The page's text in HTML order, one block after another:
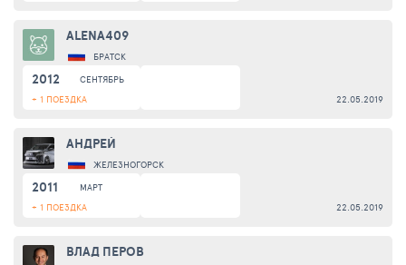
ALENA409
БРАТСК
2012
СЕНТЯБРЬ
+ 1 ПОЕЗДКА
22.05.2019
АНДРЕЙ
ЖЕЛЕЗНОГОРСК
2011
МАРТ
+ 1 ПОЕЗДКА
22.05.2019
ВЛАД ПЕРОВ